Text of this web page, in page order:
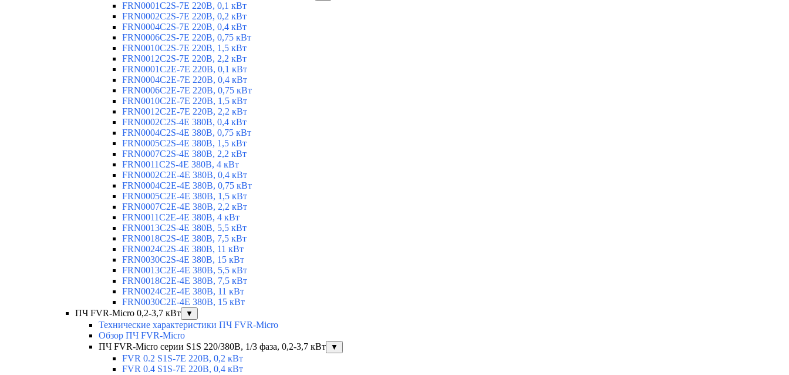
FRN0001C2S-7E 220В, 0,1 кВт
FRN0002C2S-7E 220В, 0,2 кВт
FRN0004C2S-7E 220В, 0,4 кВт
FRN0006C2S-7E 220В, 0,75 кВт
FRN0010C2S-7E 220В, 1,5 кВт
FRN0012C2S-7E 220В, 2,2 кВт
FRN0001C2E-7E 220В, 0,1 кВт
FRN0004C2E-7E 220В, 0,4 кВт
FRN0006C2E-7E 220В, 0,75 кВт
FRN0010C2E-7E 220В, 1,5 кВт
FRN0012C2E-7E 220В, 2,2 кВт
FRN0002C2S-4E 380В, 0,4 кВт
FRN0004C2S-4E 380В, 0,75 кВт
FRN0005C2S-4E 380В, 1,5 кВт
FRN0007C2S-4E 380В, 2,2 кВт
FRN0011C2S-4E 380В, 4 кВт
FRN0002C2E-4E 380В, 0,4 кВт
FRN0004C2E-4E 380В, 0,75 кВт
FRN0005C2E-4E 380В, 1,5 кВт
FRN0007C2E-4E 380В, 2,2 кВт
FRN0011C2E-4E 380В, 4 кВт
FRN0013C2S-4E 380В, 5,5 кВт
FRN0018C2S-4E 380В, 7,5 кВт
FRN0024C2S-4E 380В, 11 кВт
FRN0030C2S-4E 380В, 15 кВт
FRN0013C2E-4E 380В, 5,5 кВт
FRN0018C2E-4E 380В, 7,5 кВт
FRN0024C2E-4E 380В, 11 кВт
FRN0030C2E-4E 380В, 15 кВт
ПЧ FVR-Micro 0,2-3,7 кВт
▼
Технические характеристики ПЧ FVR-Micro
Обзор ПЧ FVR-Micro
ПЧ FVR-Micro серии S1S 220/380В, 1/3 фаза, 0,2-3,7 кВт
▼
FVR 0.2 S1S-7E 220В, 0,2 кВт
FVR 0.4 S1S-7E 220В, 0,4 кВт